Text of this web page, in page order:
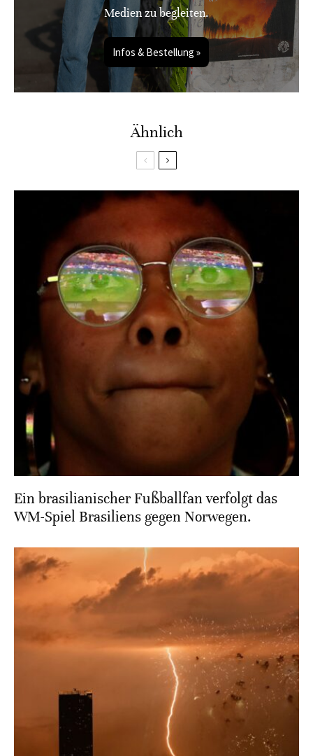
Medien zu begleiten.
Infos & Bestellung »
Ähnlich
Ein brasilianischer Fußballfan verfolgt das
WM-Spiel Brasiliens gegen Norwegen.